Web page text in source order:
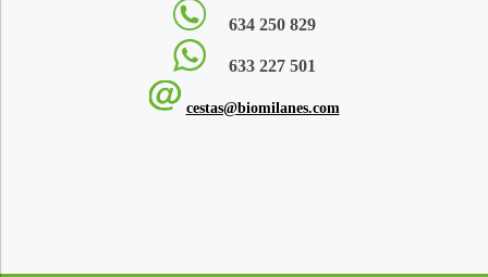
634 250 829
633 227 501
cestas@biomilanes.com